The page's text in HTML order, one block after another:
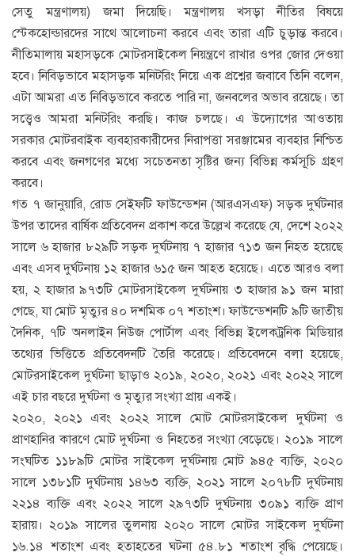
সেতু মন্ত্রণালয়) জমা দিয়েছি। মন্ত্রণালয় খসড়া নীতির বিষয়ে
স্টেকহোল্ডারদের সাথে আলোচনা করবে এবং তারা এটি চুড়ান্ত করবে।
নীতিমালায় মহাসড়কে মোটরসাইকেল নিয়ন্ত্রণে রাখার ওপর জোর দেওয়া
হবে। নিবিড়ভাবে মহাসড়ক মনিটরিং নিয়ে এক প্রশ্নের জবাবে তিনি বলেন,
এটা আমরা এত নিবিড়ভাবে করতে পারি না, জনবলের অভাব রয়েছে। তা
সত্ত্বেও আমরা মনিটরিং করছি। কাজ চলছে। এ উদ্যোগের আওতায়
সরকার মোটরবাইক ব্যবহারকারীদের নিরাপত্তা সরঞ্জামের ব্যবহার নিশ্চিত
করবে এবং জনগণের মধ্যে সচেতনতা সৃষ্টির জন্য বিভিন্ন কর্মসূচি গ্রহণ
করবে।
গত ৭ জানুয়ারি, রোড সেইফটি ফাউন্ডেশন (আরএসএফ) সড়ক দুর্ঘটনার
উপর তাদের বার্ষিক প্রতিবেদন প্রকাশ করে উল্লেখ করেছে যে, দেশে ২০২২
সালে ৬ হাজার ৮২৯টি সড়ক দুর্ঘটনায় ৭ হাজার ৭১৩ জন নিহত হয়েছে
এবং এসব দুর্ঘটনায় ১২ হাজার ৬১৫ জন আহত হয়েছে। এতে আরও বলা
হয়, ২ হাজার ৯৭৩টি মোটরসাইকেল দুর্ঘটনায় ৩ হাজার ৯১ জন মারা
গেছে, যা মোট মৃত্যুর ৪০ দশমিক ০৭ শতাংশ। ফাউন্ডেশনটি ৯টি জাতীয়
দৈনিক, ৭টি অনলাইন নিউজ পোর্টাল এবং বিভিন্ন ইলেকট্রনিক মিডিয়ার
তথ্যের ভিত্তিতে প্রতিবেদনটি তৈরি করেছে। প্রতিবেদনে বলা হয়েছে,
মোটরসাইকেল দুর্ঘটনা ছাড়াও ২০১৯, ২০২০, ২০২১ এবং ২০২২ সালে
এই চার বছরে দুর্ঘটনা ও মৃত্যুর সংখ্যা প্রায় একই।
২০২০, ২০২১ এবং ২০২২ সালে মোট মোটরসাইকেল দুর্ঘটনা ও
প্রাণহানির কারণে মোট দুর্ঘটনা ও নিহতের সংখ্যা বেড়েছে। ২০১৯ সালে
সংঘটিত ১১৮৯টি মোটর সাইকেল দুর্ঘটনায় মোট ৯৪৫ ব্যক্তি, ২০২০
সালে ১৩৮১টি দুর্ঘটনায় ১৪৬৩ ব্যক্তি, ২০২১ সালে ২০৭৮টি দুর্ঘটনায়
২২১৪ ব্যক্তি এবং ২০২২ সালে ২৯৭৩টি দুর্ঘটনায় ৩০৯১ ব্যক্তি প্রাণ
হারায়। ২০১৯ সালের তুলনায় ২০২০ সালে মোটর সাইকেল দুর্ঘটনা
১৬.১৪ শতাংশ এবং হতাহতের ঘটনা ৫৪.৮১ শতাংশ বৃদ্ধি পেয়েছে।